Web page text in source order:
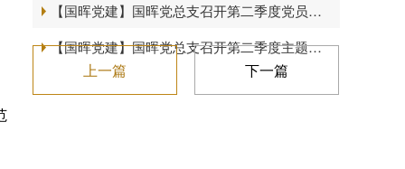
【国晖党建】国晖党总支召开第二季度党员大会 —— 党建引领公益路 法律服务暖基层
【国晖党建】国晖党总支召开第二季度主题党课 —— 树立和践行正确政绩观 做党和人民满意的好律师
上一篇 下一篇